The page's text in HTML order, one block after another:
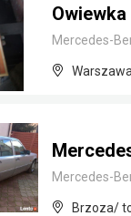
Mercedes-
Mercedes-
Brzoza/